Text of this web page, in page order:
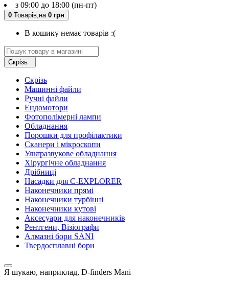
з 09:00 до 18:00 (пн-пт)
0 Товарів, на 0 грн
В кошику немає товарів :(
Скрізь
Скрізь
Машинні файли
Ручні файли
Ендомотори
Фотополімерні лампи
Обладнання
Порошки для профілактики
Сканери і мікроскопи
Ультразвукове обладнання
Хірургічне обладнання
Дрібниці
Насадки для C-EXPLORER
Наконечники прямі
Наконечники турбінні
Наконечники кутові
Аксесуари для наконечників
Рентгени, Візіографи
Алмазні бори SANI
Твердосплавні бори
Я шукаю, наприклад, D-finders Mani